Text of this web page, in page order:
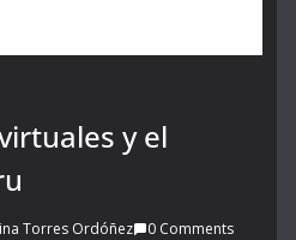
y el
Torres Ordóñez 0 Comments